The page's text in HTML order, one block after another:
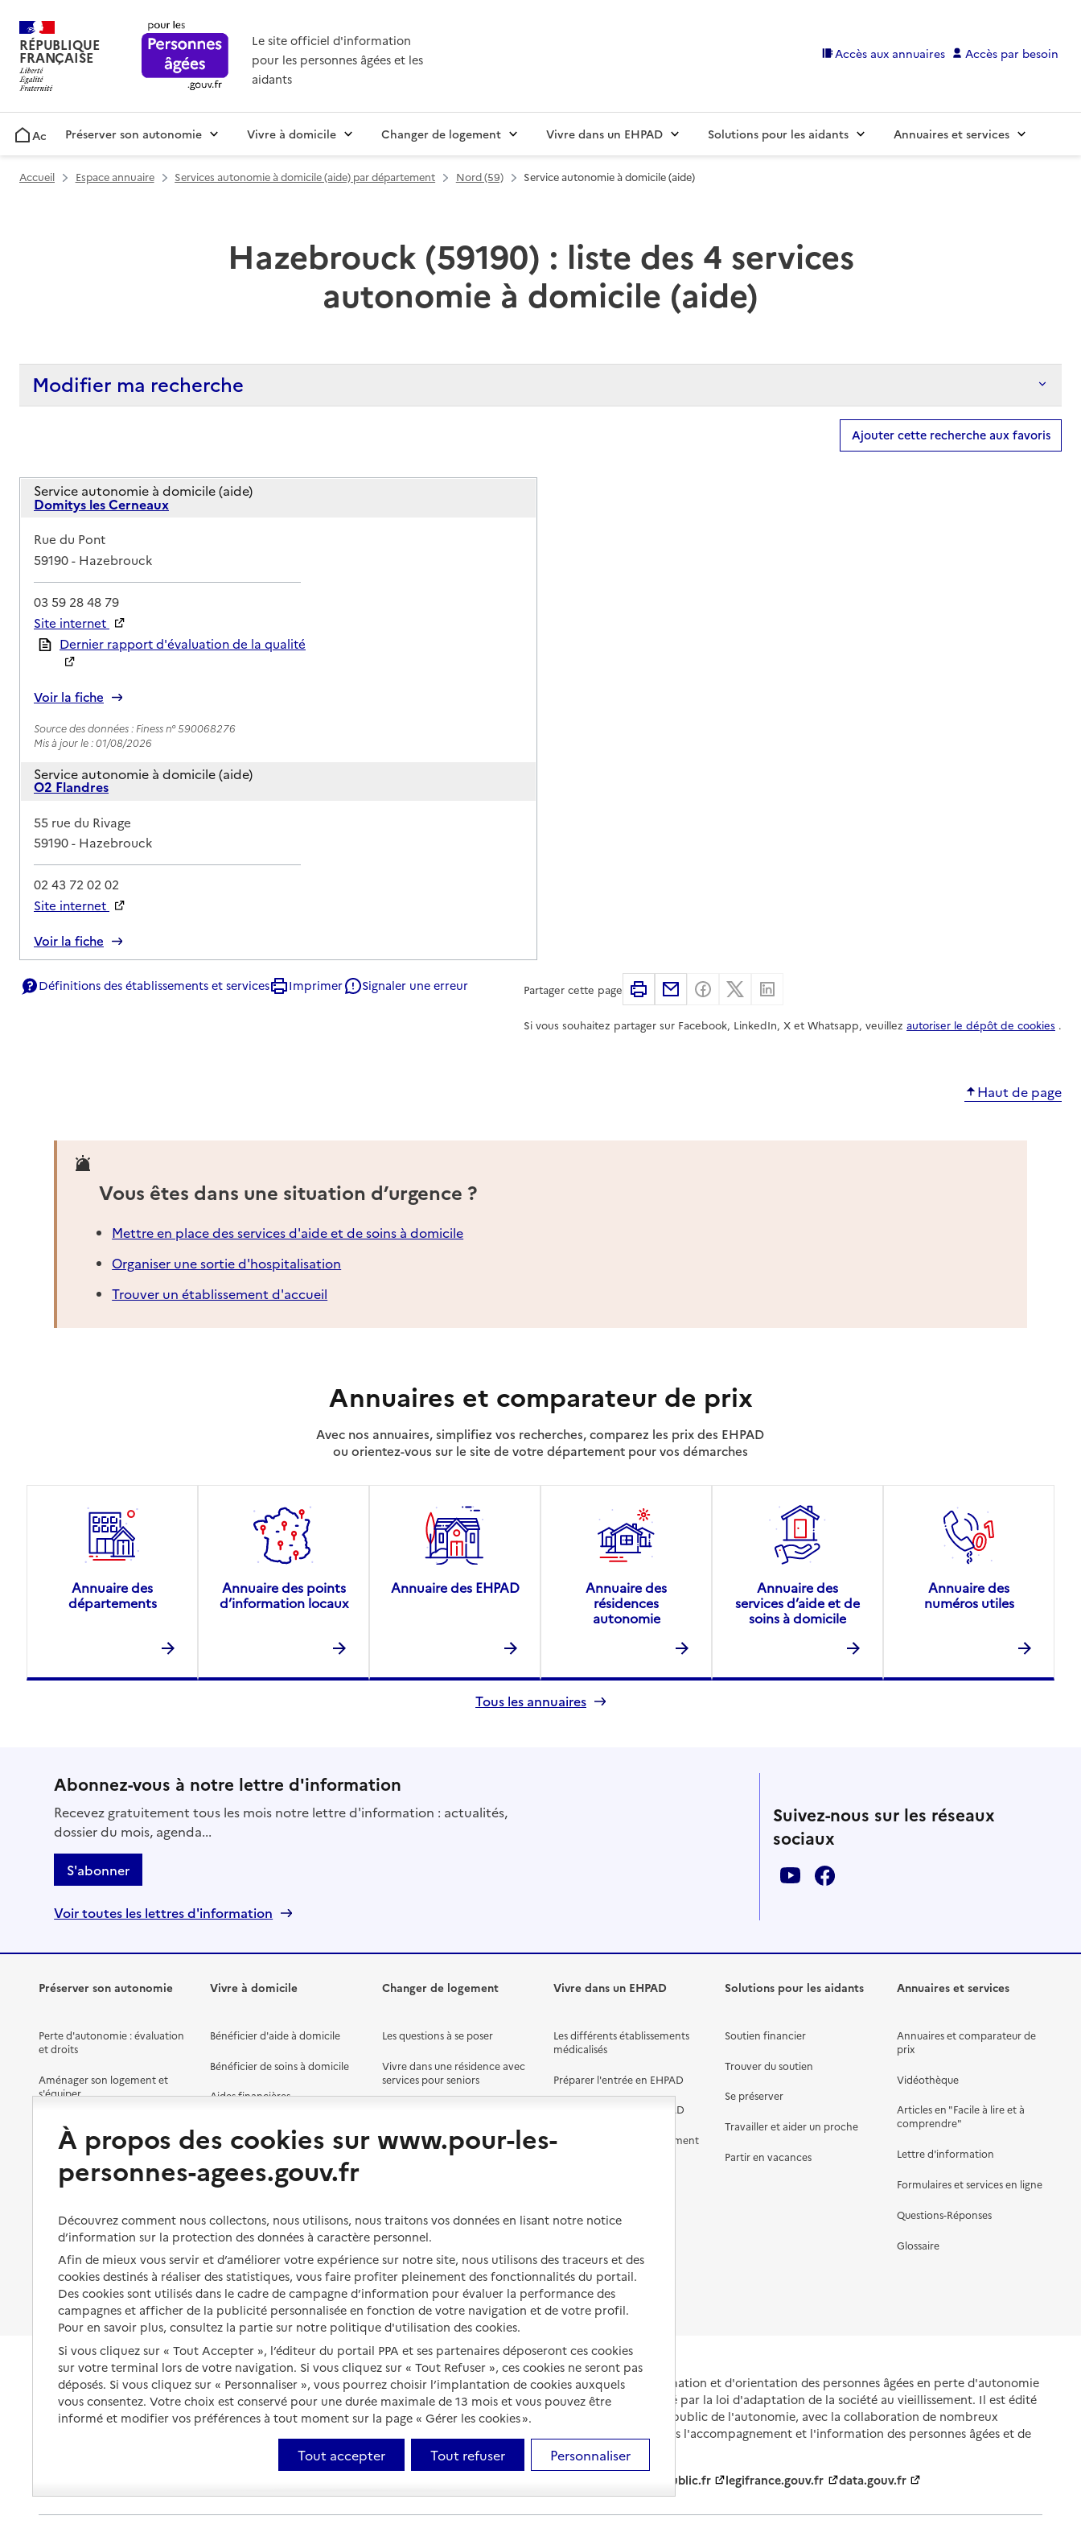
RÉPUBLIQUE
FRANÇAISE
Le site officiel d'information
pour les personnes âgées et les
aidants
Accès aux annuaires Accès par besoin
AccueilPréserver son autonomie Vivre à domicile Changer de logement Vivre dans un EHPAD Solutions pour les aidants Annuaires et services
Accueil Espace annuaire Services autonomie à domicile (aide) par département Nord (59) Service autonomie à domicile (aide)
Hazebrouck (59190) : liste des 4 services
autonomie à domicile (aide)
Modifier ma recherche
Ajouter cette recherche aux favoris
Service autonomie à domicile (aide)
Domitys les Cerneaux
Adresse
Rue du Pont
59190- Hazebrouck
03 59 28 48 79
Site internet
Rapport HAS
Dernier rapport d'évaluation de la qualité
Voir la fiche
Source des données : Finess n° 590068276
Mis à jour le : 01/08/2026
Service autonomie à domicile (aide)
O2 Flandres
Adresse
55 rue du Rivage
59190- Hazebrouck
02 43 72 02 02
Site internet
Voir la fiche
Mis à jour le : 01/08/2026
Site internet
Rapport HAS
Dernier rapport d'évaluation de la qualité
Mis à jour le : 01/08/2026
Définitions des établissements et services Imprimer Signaler une erreur Partager cette page ImprimerPartager par email
Partager sur Facebook
Partager sur X
Si vous souhaitez partager sur Facebook, LinkedIn, X et Whatsapp, veuillez autoriser le dépôt de cookies .
Haut de page
Vous êtes dans une situation d’urgence ?
Mettre en place des services d'aide et de soins à domicile
Organiser une sortie d'hospitalisation
Trouver un établissement d'accueil
Annuaires et comparateur de prix
Avec nos annuaires, simplifiez vos recherches, comparez les prix des EHPAD
ou orientez-vous sur le site de votre département pour vos démarches
Annuaire des
départements
Annuaire des points
d’information locaux
Annuaire des EHPAD
Annuaire des
résidences
autonomie
Annuaire des
services d’aide et de
soins à domicile
Annuaire des
numéros utiles
Tous les annuaires
Abonnez-vous à notre lettre d'information
Recevez gratuitement tous les mois notre lettre d'information : actualités,
dossier du mois, agenda...
S'abonner
Voir toutes les lettres d'information
Suivez-nous sur les réseaux
sociaux
Préserver son autonomie
Perte d'autonomie : évaluation
et droits
Aménager son logement et
s'équiper
Préserver son autonomie et sa
santé
Organiser à l'avance sa propre
protection
Les obligations de la famille
À qui s’adresser ?
Les politiques du grand âge
Vivre à domicile
Bénéficier d'aide à domicile
Bénéficier de soins à domicile
Aides financières
Vivre à domicile avec une
Être hospitalisé
Fin de vie à domicile
Changer de logement
Les questions à se poser
Vivre dans une résidence avec
services pour seniors
Vivre en accueil familial
Vivre dans un EHPAD
Les différents établissements
médicalisés
Préparer l'entrée en EHPAD
Aides financières en EHPAD
Prévention, accompagnement
Droits en EHPAD
Fin de vie en EHPAD
Solutions pour les aidants
Soutien financier
Trouver du soutien
Se préserver
Travailler et aider un proche
Partir en vacances
Annuaires et services
Annuaires et comparateur de
prix
Vidéothèque
Articles en "Facile à lire et à
comprendre"
Lettre d'information
Formulaires et services en ligne
Questions-Réponses
Glossaire
Portail national d'information et d'orientation des personnes âgées en perte d'autonomie
et de leurs proches, créé par la loi d'adaptation de la société au vieillissement. Il est édité
et animé par le Service public de l'autonomie, avec la collaboration de nombreux
partenaires engagés dans l'accompagnement et l'information des personnes âgées et de
leurs aidants.
service-public.fr legifrance.gouv.fr data.gouv.fr
À propos des cookies sur www.pour-les-
personnes-agees.gouv.fr
Découvrez comment nous collectons, nous utilisons, nous traitons vos données en lisant notre notice
d’information sur la protection des données à caractère personnel.
Afin de mieux vous servir et d’améliorer votre expérience sur notre site, nous utilisons des traceurs et des
cookies destinés à réaliser des statistiques, vous faire profiter pleinement des fonctionnalités du portail.
Des cookies sont utilisés dans le cadre de campagne d’information pour évaluer la performance des
campagnes et afficher de la publicité personnalisée en fonction de votre navigation et de votre profil.
Pour en savoir plus, consultez la partie sur notre politique d'utilisation des cookies.
Si vous cliquez sur « Tout Accepter », l’éditeur du portail PPA et ses partenaires déposeront ces cookies
sur votre terminal lors de votre navigation. Si vous cliquez sur « Tout Refuser », ces cookies ne seront pas
déposés. Si vous cliquez sur « Personnaliser », vous pourrez choisir l’implantation de cookies auxquels
vous consentez. Votre choix est conservé pour une durée maximale de 13 mois et vous pouvez être
informé et modifier vos préférences à tout moment sur la page « Gérer les cookies ».
Tout accepter Tout refuser Personnaliser